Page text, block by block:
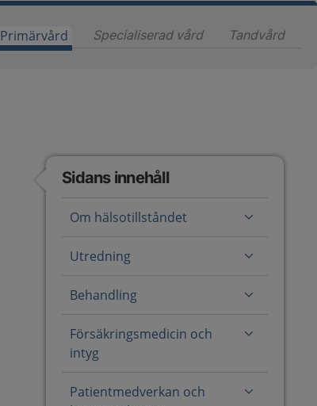
Primärvård Specialiserad vårdInnehåll för
Tandvård
Sidans innehåll
Om hälsotillståndet
Utredning
Behandling
Försäkringsmedicin och
intyg
Patientmedverkan och